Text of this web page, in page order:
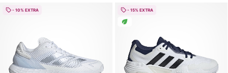
- 10% EXTRA - 15% EXTRA